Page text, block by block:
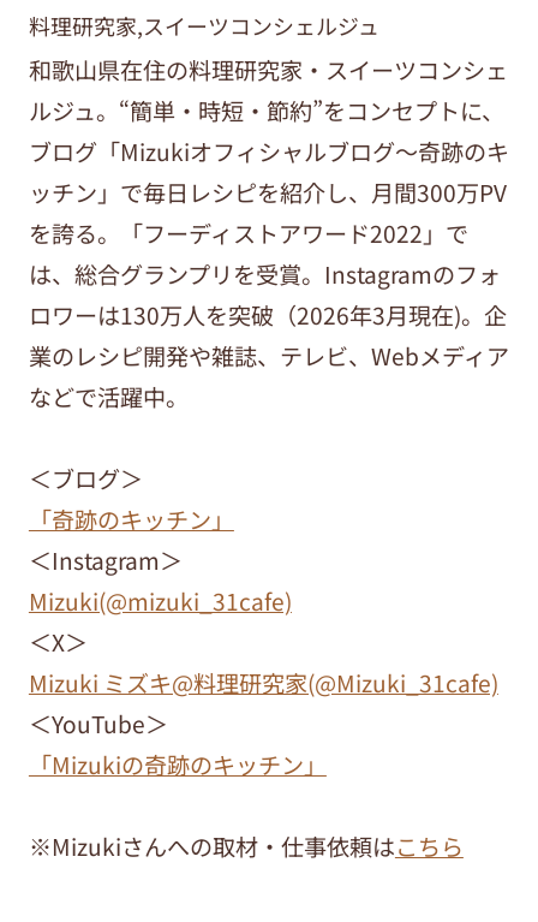
料理研究家,スイーツコンシェルジュ
和歌山県在住の料理研究家・スイーツコンシェ
ルジュ。“簡単・時短・節約”をコンセプトに、
ブログ「Mizukiオフィシャルブログ～奇跡のキ
ッチン」で毎日レシピを紹介し、月間300万PV
を誇る。「フーディストアワード2022」で
は、総合グランプリを受賞。Instagramのフォ
ロワーは130万人を突破（2026年3月現在)。企
業のレシピ開発や雑誌、テレビ、Webメディア
などで活躍中。
＜ブログ＞
「奇跡のキッチン」
＜Instagram＞
Mizuki(@mizuki_31cafe)
＜X＞
Mizuki ミズキ@料理研究家(@Mizuki_31cafe)
＜YouTube＞
「Mizukiの奇跡のキッチン」
※Mizukiさんへの取材・仕事依頼はこちら